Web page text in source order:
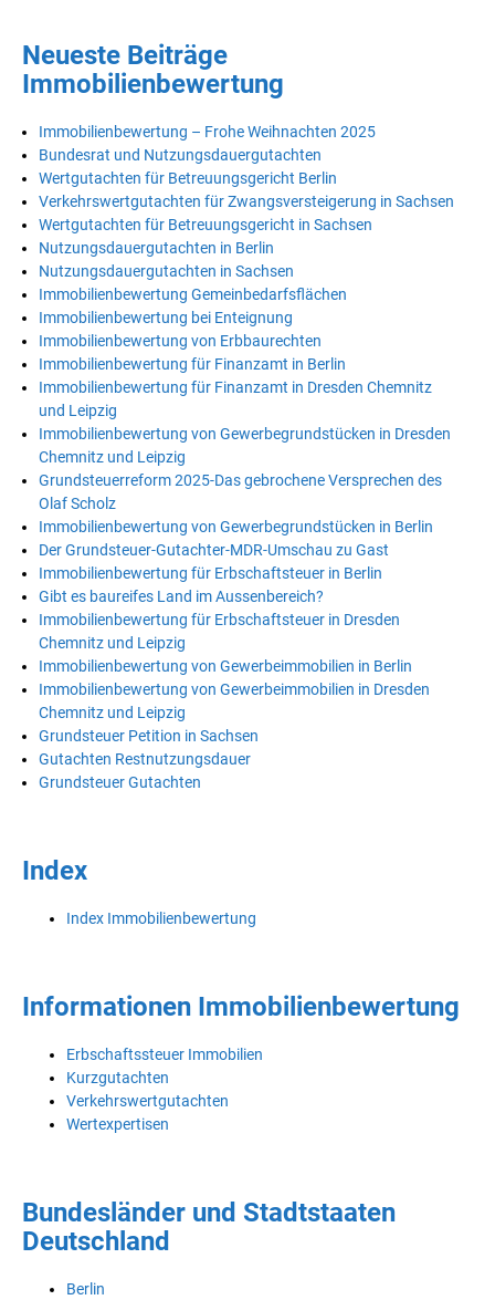
Neueste Beiträge
Immobilienbewertung
Immobilienbewertung – Frohe Weihnachten 2025
Bundesrat und Nutzungsdauergutachten
Wertgutachten für Betreuungsgericht Berlin
Verkehrswertgutachten für Zwangsversteigerung in Sachsen
Wertgutachten für Betreuungsgericht in Sachsen
Nutzungsdauergutachten in Berlin
Nutzungsdauergutachten in Sachsen
Immobilienbewertung Gemeinbedarfsflächen
Immobilienbewertung bei Enteignung
Immobilienbewertung von Erbbaurechten
Immobilienbewertung für Finanzamt in Berlin
Immobilienbewertung für Finanzamt in Dresden Chemnitz
und Leipzig
Immobilienbewertung von Gewerbegrundstücken in Dresden
Chemnitz und Leipzig
Grundsteuerreform 2025-Das gebrochene Versprechen des
Olaf Scholz
Immobilienbewertung von Gewerbegrundstücken in Berlin
Der Grundsteuer-Gutachter-MDR-Umschau zu Gast
Immobilienbewertung für Erbschaftsteuer in Berlin
Gibt es baureifes Land im Aussenbereich?
Immobilienbewertung für Erbschaftsteuer in Dresden
Chemnitz und Leipzig
Immobilienbewertung von Gewerbeimmobilien in Berlin
Immobilienbewertung von Gewerbeimmobilien in Dresden
Chemnitz und Leipzig
Grundsteuer Petition in Sachsen
Gutachten Restnutzungsdauer
Grundsteuer Gutachten
Index
Index Immobilienbewertung
Informationen Immobilienbewertung
Erbschaftssteuer Immobilien
Kurzgutachten
Verkehrswertgutachten
Wertexpertisen
Bundesländer und Stadtstaaten
Deutschland
Berlin